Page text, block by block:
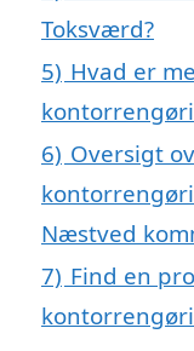
Toksværd?
5) Hvad er
6) Oversigt
Næstved
7) Find en